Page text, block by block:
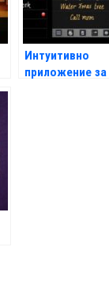
Интуитивно
приложение за